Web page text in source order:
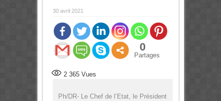
30 avril 2021
0
Partages
2 365Vues
Ph/DR- Le Chef de l’Etat, le Président